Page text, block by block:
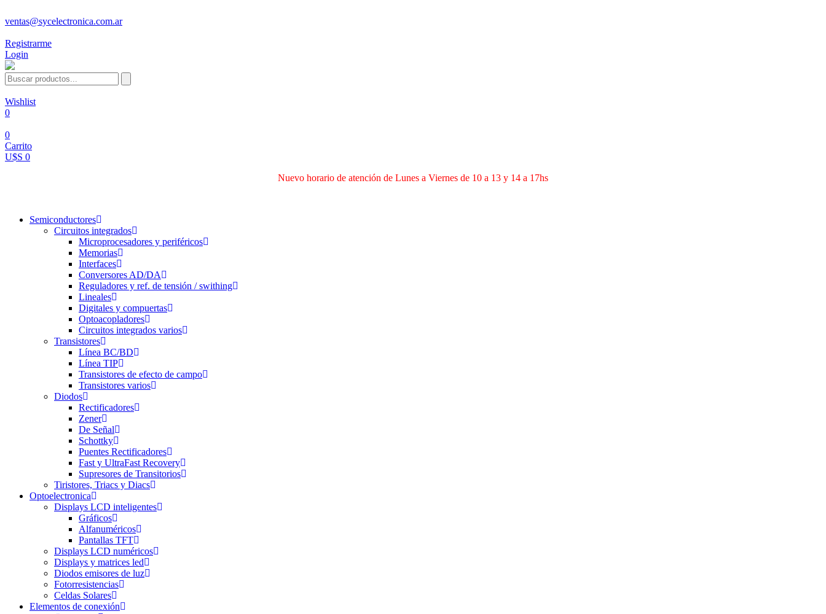
ventas@sycelectronica.com.ar
Registrarme
Login
Wishlist
0
0
Carrito
U$S 0
Nuevo horario de atención de Lunes a Viernes de 10 a 13 y 14 a 17hs
Semiconductores
Circuitos integrados
Microprocesadores y periféricos
Memorias
Interfaces
Conversores AD/DA
Reguladores y ref. de tensión / swithing
Lineales
Digitales y compuertas
Optoacopladores
Circuitos integrados varios
Transistores
Línea BC/BD
Línea TIP
Transistores de efecto de campo
Transistores varios
Diodos
Rectificadores
Zener
De Señal
Schottky
Puentes Rectificadores
Fast y UltraFast Recovery
Supresores de Transitorios
Tiristores, Triacs y Diacs
Optoelectronica
Displays LCD inteligentes
Gráficos
Alfanuméricos
Pantallas TFT
Displays LCD numéricos
Displays y matrices led
Diodos emisores de luz
Fotorresistencias
Celdas Solares
Elementos de conexión